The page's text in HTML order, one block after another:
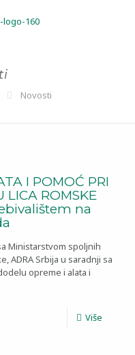
Novosti
I POMOĆ PRI
LICA ROMSKE
na
Ministarstvom spoljnih
ADRA Srbija u saradnji sa
opreme i alata i
Više